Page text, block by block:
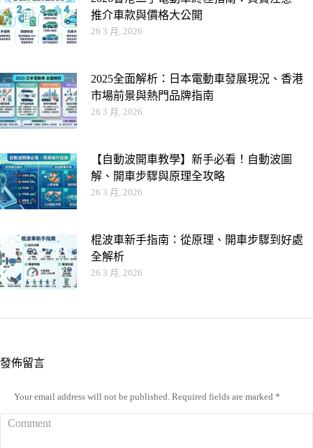
推介車款與價格大公開
26 3 月, 2026
2025全面解析：日本電動車發展現況、香港
市場前景與熱門品牌指南
26 3 月, 2026
【自動波開車教學】新手必看！自動波圖
解、開車步驟與原理全攻略
26 3 月, 2026
棍波車新手指南：從原理、開車步驟到好處
全解析
26 3 月, 2026
發佈留言
Your email address will not be published. Required fields are marked *
Comment